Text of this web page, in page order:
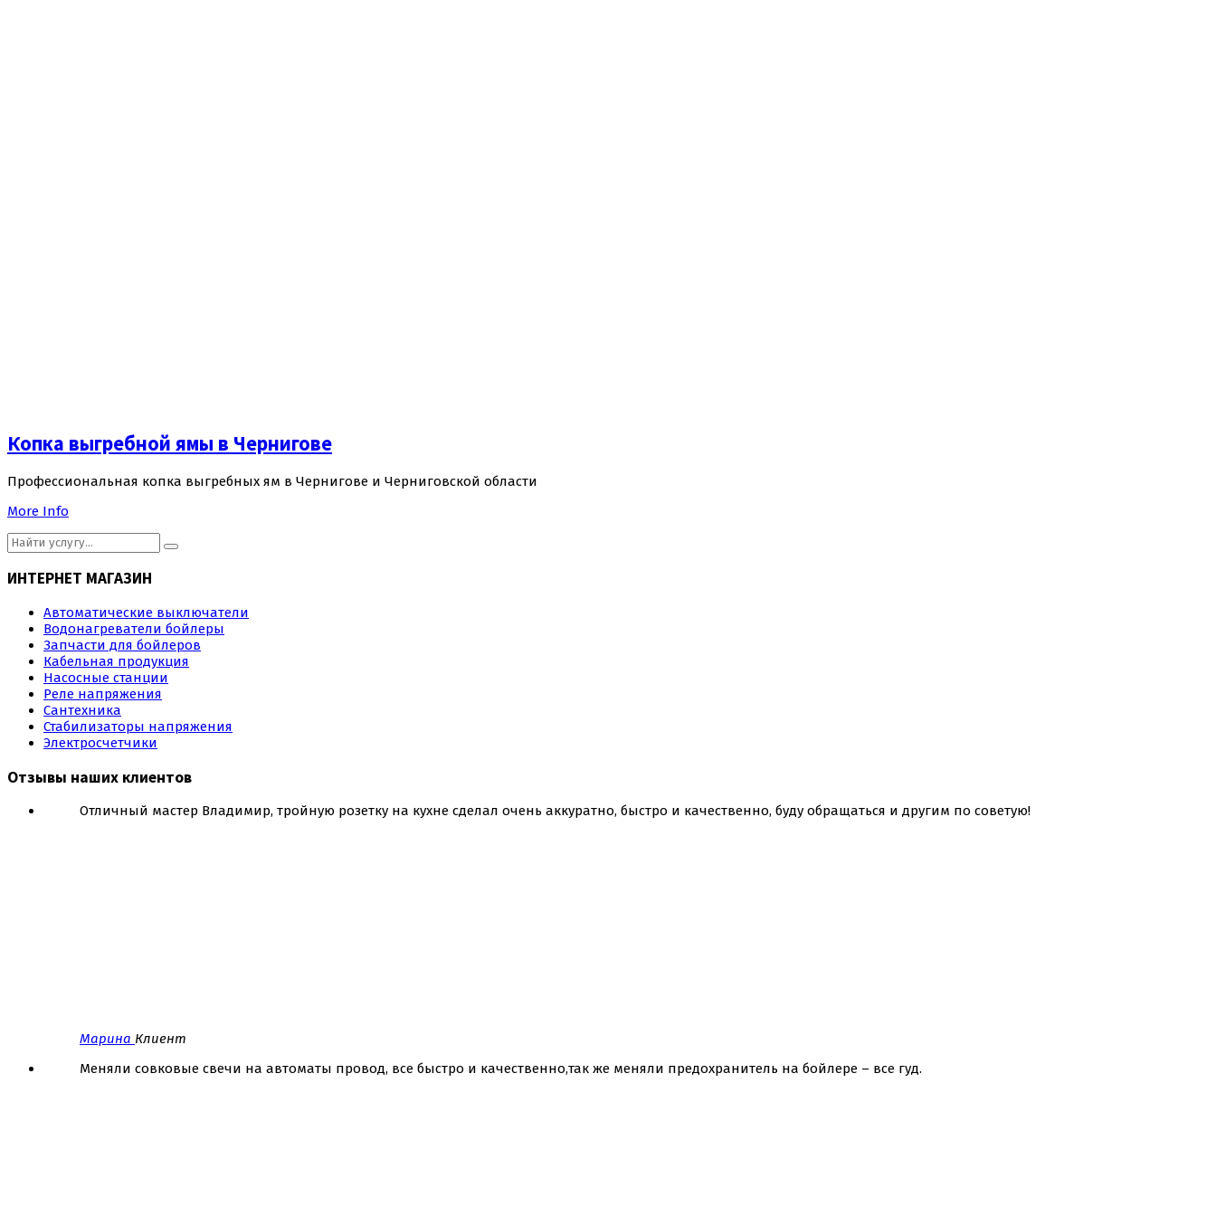
Копка выгребной ямы в Чернигове
Профессиональная копка выгребных ям в Чернигове и Черниговской области
More Info
ИНТЕРНЕТ МАГАЗИН
Автоматические выключатели
Водонагреватели бойлеры
Запчасти для бойлеров
Кабельная продукция
Насосные станции
Реле напряжения
Сантехника
Стабилизаторы напряжения
Электросчетчики
Отзывы наших клиентов
Отличный мастер Владимир, тройную розетку на кухне сделал очень аккуратно, быстро и качественно, буду обращаться и другим по советую!
Марина Клиент
Меняли совковые свечи на автоматы провод, все быстро и качественно,так же меняли предохранитель на бойлере – все гуд.